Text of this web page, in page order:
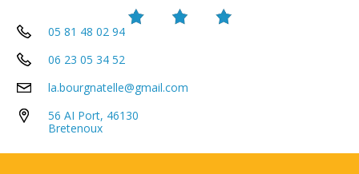
05 81 48 02 94
06 23 05 34 52
la.bourgnatelle@gmail.com
56 AI Port, 46130
Bretenoux